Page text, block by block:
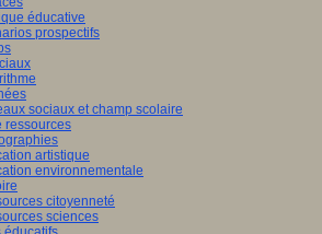
éducative
prospectifs
sociaux et champ scolaire
ressources
artistique
environnementale
citoyenneté
sciences